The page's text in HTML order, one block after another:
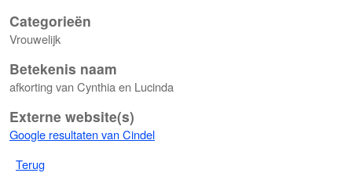
Categorieën
Vrouwelijk
Betekenis naam
afkorting van Cynthia en Lucinda
Externe website(s)
Google resultaten van Cindel
Terug